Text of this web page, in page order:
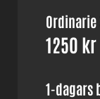
1250 kr
1-dagars